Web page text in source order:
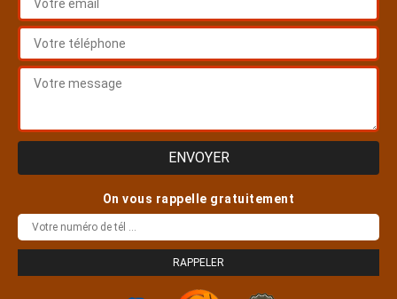
On vous rappelle gratuitement